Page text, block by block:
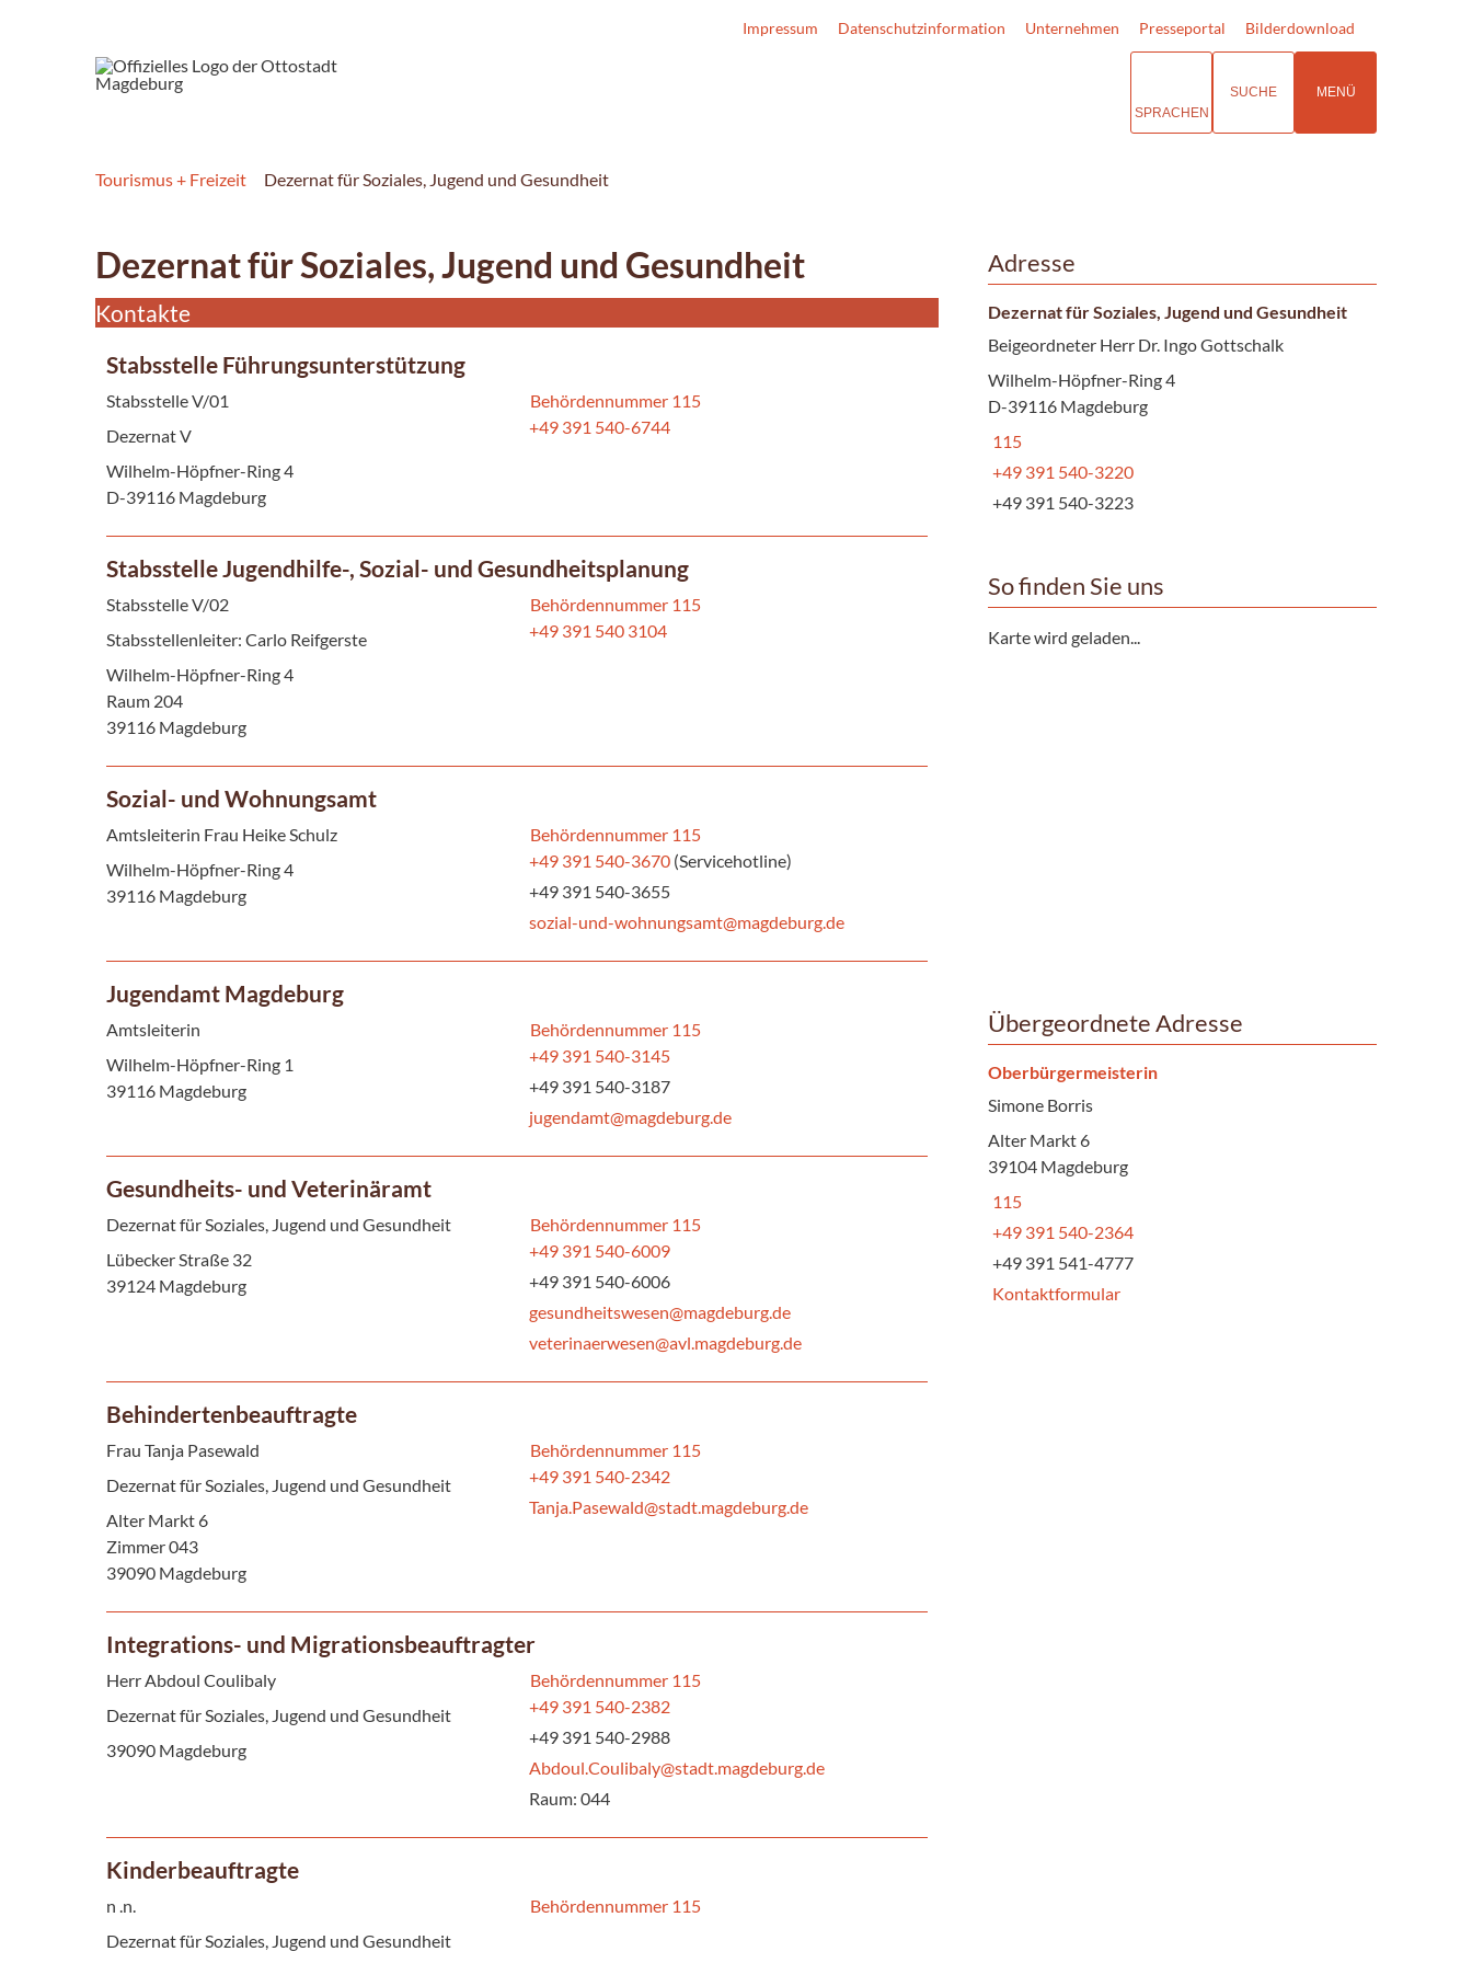
Impressum Datenschutzinformation Unternehmen Presseportal Bilderdownload
SPRACHEN
SUCHE MENÜ
Tourismus + Freizeit Dezernat für Soziales, Jugend und Gesundheit
Dezernat für Soziales, Jugend und Gesundheit
Kontakte
Stabsstelle Führungsunterstützung
Stabsstelle V/01
Dezernat V
Wilhelm-Höpfner-Ring 4
D-39116 Magdeburg
Behördennummer 115
+49 391 540-6744
Stabsstelle Jugendhilfe-, Sozial- und Gesundheitsplanung
Stabsstelle V/02
Stabsstellenleiter: Carlo Reifgerste
Wilhelm-Höpfner-Ring 4
Raum 204
39116 Magdeburg
Behördennummer 115
+49 391 540 3104
Sozial- und Wohnungsamt
Amtsleiterin Frau Heike Schulz
Wilhelm-Höpfner-Ring 4
39116 Magdeburg
Behördennummer 115
+49 391 540-3670 (Servicehotline)
+49 391 540-3655
sozial-und-wohnungsamt@magdeburg.de
Jugendamt Magdeburg
Amtsleiterin
Wilhelm-Höpfner-Ring 1
39116 Magdeburg
Behördennummer 115
+49 391 540-3145
+49 391 540-3187
jugendamt@magdeburg.de
Gesundheits- und Veterinäramt
Dezernat für Soziales, Jugend und Gesundheit
Lübecker Straße 32
39124 Magdeburg
Behördennummer 115
+49 391 540-6009
+49 391 540-6006
gesundheitswesen@magdeburg.de
veterinaerwesen@avl.magdeburg.de
Behindertenbeauftragte
Frau Tanja Pasewald
Dezernat für Soziales, Jugend und Gesundheit
Alter Markt 6
Zimmer 043
39090 Magdeburg
Behördennummer 115
+49 391 540-2342
Tanja.Pasewald@stadt.magdeburg.de
Integrations- und Migrationsbeauftragter
Herr Abdoul Coulibaly
Dezernat für Soziales, Jugend und Gesundheit
39090 Magdeburg
Behördennummer 115
+49 391 540-2382
+49 391 540-2988
Abdoul.Coulibaly@stadt.magdeburg.de
Raum: 044
Kinderbeauftragte
n .n.
Dezernat für Soziales, Jugend und Gesundheit
Behördennummer 115
Adresse
Dezernat für Soziales, Jugend und Gesundheit
Beigeordneter Herr Dr. Ingo Gottschalk
Wilhelm-Höpfner-Ring 4
D-39116 Magdeburg
115
+49 391 540-3220
+49 391 540-3223
So finden Sie uns
Karte wird geladen...
Übergeordnete Adresse
Oberbürgermeisterin
Simone Borris
Alter Markt 6
39104 Magdeburg
115
+49 391 540-2364
+49 391 541-4777
Kontaktformular